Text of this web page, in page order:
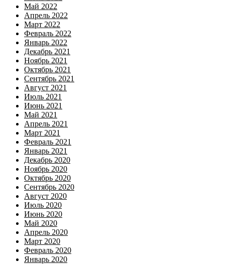
Май 2022
Апрель 2022
Март 2022
Февраль 2022
Январь 2022
Декабрь 2021
Ноябрь 2021
Октябрь 2021
Сентябрь 2021
Август 2021
Июль 2021
Июнь 2021
Май 2021
Апрель 2021
Март 2021
Февраль 2021
Январь 2021
Декабрь 2020
Ноябрь 2020
Октябрь 2020
Сентябрь 2020
Август 2020
Июль 2020
Июнь 2020
Май 2020
Апрель 2020
Март 2020
Февраль 2020
Январь 2020